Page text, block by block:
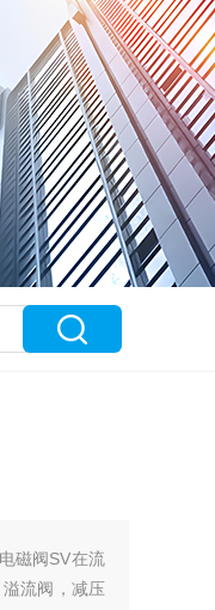
磁阀SV在流
流阀，减压